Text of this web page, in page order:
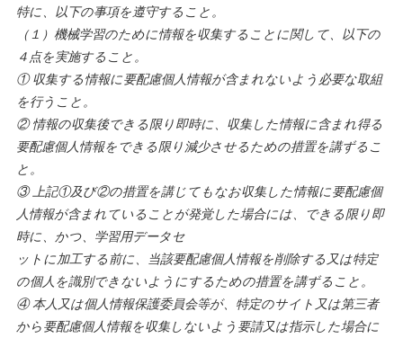
特に、以下の事項を遵守すること。
（１）機械学習のために情報を収集することに関して、以下の
４点を実施すること。
① 収集する情報に要配慮個人情報が含まれないよう必要な取組
を行うこと。
② 情報の収集後できる限り即時に、収集した情報に含まれ得る
要配慮個人情報をできる限り減少させるための措置を講ずるこ
と。
③ 上記①及び②の措置を講じてもなお収集した情報に要配慮個
人情報が含まれていることが発覚した場合には、できる限り即
時に、かつ、学習用データセ
ットに加工する前に、当該要配慮個人情報を削除する又は特定
の個人を識別できないようにするための措置を講ずること。
④ 本人又は個人情報保護委員会等が、特定のサイト又は第三者
から要配慮個人情報を収集しないよう要請又は指示した場合に